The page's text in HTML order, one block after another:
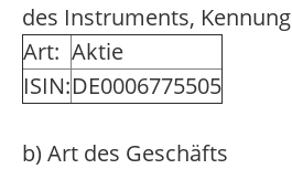
des Instruments, Kennung
Art: Aktie
ISIN:DE0006775505
b) Art des Geschäfts